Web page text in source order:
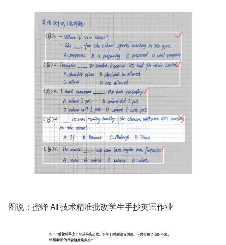
图说：蜜蜂 AI 技术精准批改学生手抄英语作业